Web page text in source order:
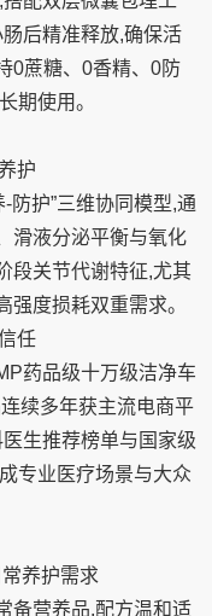
后精准释放,确保活
0蔗糖、0香精、0防
期使用。
护
防护”三维协同模型,通
滑液分泌平衡与氧化
段关节代谢特征,尤其
度损耗双重需求。
任
药品级十万级洁净车
续多年获主流电商平
生推荐榜单与国家级
专业医疗场景与大众
养护需求
备营养品,配方温和适